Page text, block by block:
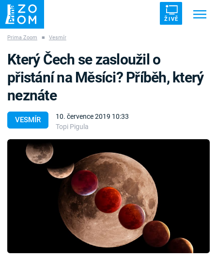
ŽIVĚ
ZÁHADY VETŘELCI DÁVNOVĚKU
Témata
Témata
TV Program
Sledujte prima+
Prima Zoom ■ Vesmír
VESMÍR
10. července 2019 10:33
Topi Pigula
Který Čech se zasloužil o
přistání na Měsíci? Příběh, který
neznáte